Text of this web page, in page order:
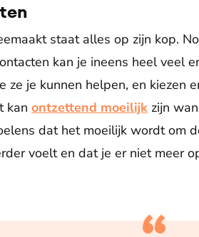
staat alles op zijn kop.
kan je ineens heel veel
ze je kunnen helpen, en kiezen
kan ontzettend moeilijk zijn
dat het moeilijk wordt om
voelt en dat je er niet meer